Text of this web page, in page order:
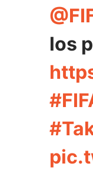
los